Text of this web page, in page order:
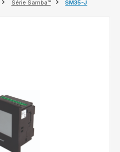
Série Samba™ SM35-J